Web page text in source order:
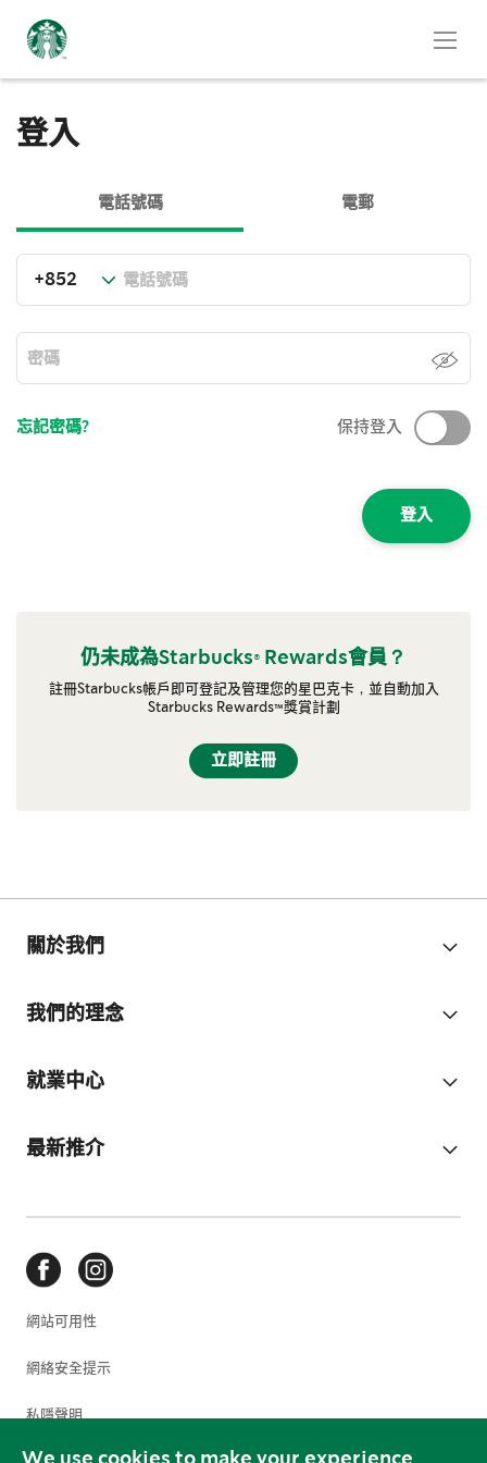
We use cookies to make your experience
登入
電話號碼 電郵
忘記密碼? 保持登入
登入
仍未成為Starbucks® Rewards會員？
註冊Starbucks帳戶即可登記及管理您的星巴克卡，並自動加入
Starbucks Rewards™獎賞計劃
立即註冊
關於我們
我們的理念
就業中心
最新推介
網站可用性
網絡安全提示
私隱聲明